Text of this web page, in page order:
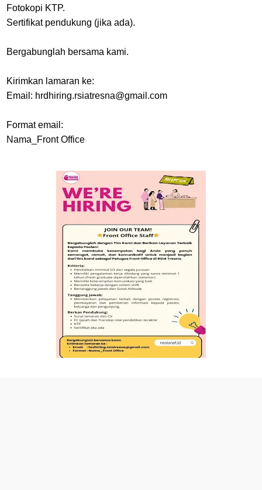
Fotokopi KTP.
Sertifikat pendukung (jika ada).
Bergabunglah bersama kami.
Kirimkan lamaran ke:
Email: hrdhiring.rsiatresna@gmail.com
Format email:
Nama_Front Office